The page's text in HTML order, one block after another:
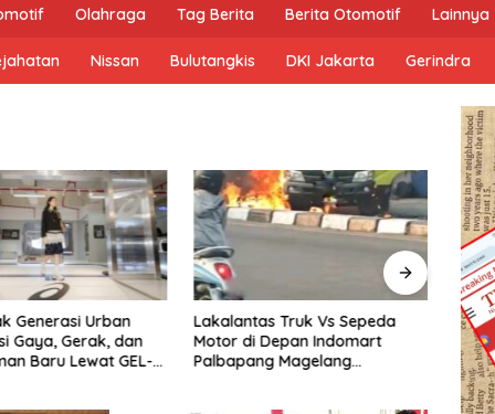
Olahraga Tag Berita Berita Otomotif Lainnya
Nissan Bulutangkis DKI Jakarta Gerindra
Truk Vs Sepeda
Indomart
Magelang
Polisi Berhasil Bekuk Pria Bawa
Seberat 4,46 Gram Sabu di
Kota Magelang.